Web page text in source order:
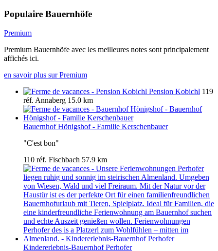
Populaire Bauernhöfe
Premium
Premium Bauernhöfe avec les meilleures notes sont principalement
affichés ici.
en savoir plus sur Premium
Pension Kobichl 119
réf. Annaberg 15.0 km
Bauernhof Hönigshof - Familie Kerschenbauer
"C'est bon"
110 réf. Fischbach 57.9 km
Kindererlebnis-Bauernhof Perhofer